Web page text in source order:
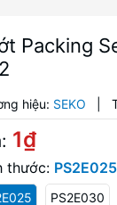
Packing
hiệu: SEKO
1₫
thước: PS2E025
PS2E030